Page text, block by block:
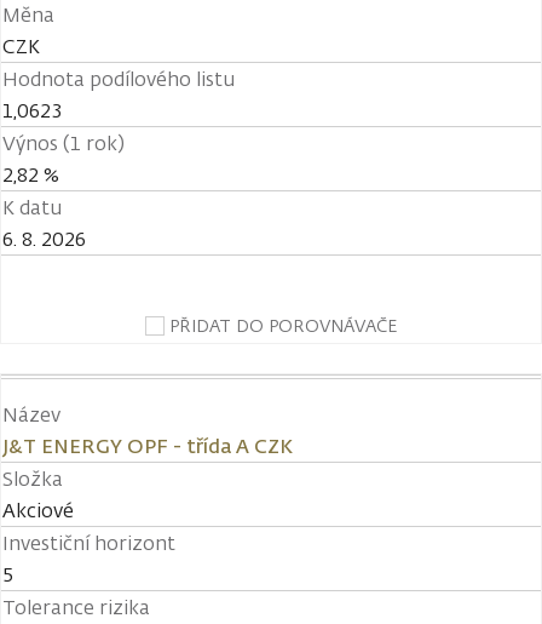
Měna
CZK
Hodnota podílového listu
1,0623
Výnos (1 rok)
2,82 %
K datu
6. 8. 2026
PŘIDAT DO POROVNÁVAČE
Název
J&T ENERGY OPF - třída A CZK
Složka
Akciové
Investiční horizont
5
Tolerance rizika